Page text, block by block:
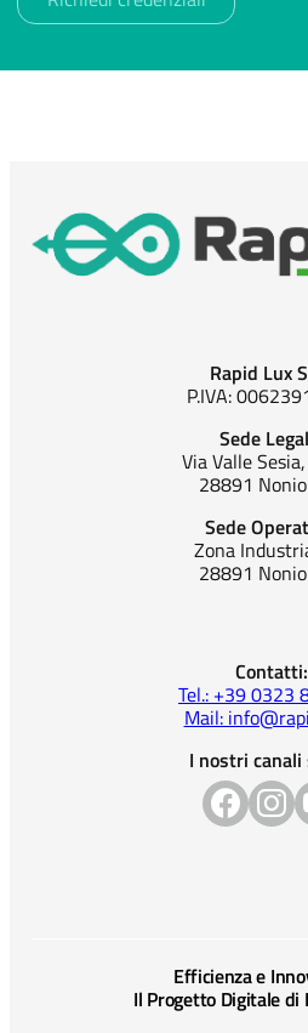
Rapid Lux
P.IVA:
Sede
Via Valle
28891
Sede
Zona
28891
Contatti:
Tel.: +39 0323
Mail:
I nostri canali
Efficienza e
Il Progetto Digitale di